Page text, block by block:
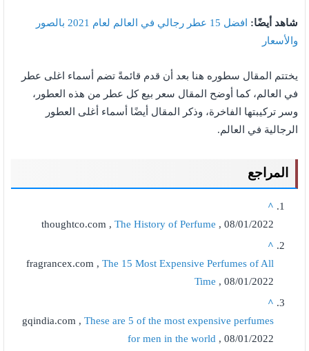
شاهد أيضًا:
افضل 15 عطر رجالي في العالم لعام 2021 بالصور
والأسعار
يختتم المقال سطوره هنا بعد أن قدم قائمةً تضم أسماء اغلى عطر
في العالم، كما أوضح المقال سعر بيع كل عطر من هذه العطور،
وسر تركيبتها الفاخرة، وذكر المقال أيضًا أسماء أغلى العطور
الرجالية في العالم.
المراجع
^
thoughtco.com , The History of Perfume , 08/01/2022
^
fragrancex.com , The 15 Most Expensive Perfumes of All
Time , 08/01/2022
^
gqindia.com , These are 5 of the most expensive perfumes
for men in the world , 08/01/2022